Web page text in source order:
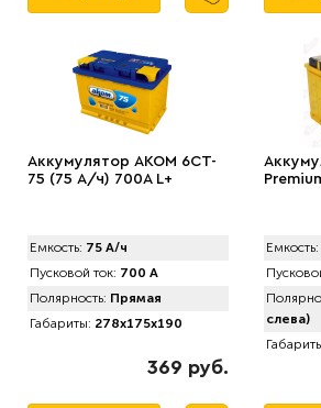
Аккумулятор AКОМ 6CT-
75 (75 А/ч) 700А L+
Емкость: 75 А/ч
Пусковой ток: 700 А
Полярность: Прямая
Габариты: 278x175x190
369 руб.
Емкость:
слева)